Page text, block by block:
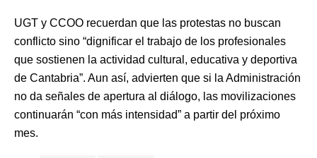
UGT y CCOO recuerdan que las protestas no buscan
conflicto sino “dignificar el trabajo de los profesionales
que sostienen la actividad cultural, educativa y deportiva
de Cantabria”. Aun así, advierten que si la Administración
no da señales de apertura al diálogo, las movilizaciones
continuarán “con más intensidad” a partir del próximo
mes.